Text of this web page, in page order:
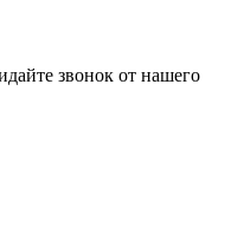
звонок от нашего